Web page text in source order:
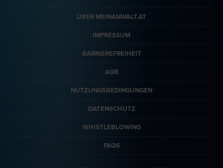
ÜBER MEINANWALT.AT
IMPRESSUM
BARRIEREFREIHEIT
AGB
NUTZUNGSBEDINGUNGEN
DATENSCHUTZ
WHISTLEBLOWING
FAQS